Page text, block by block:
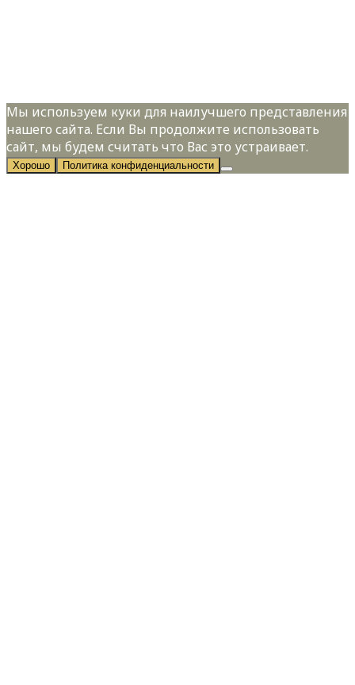
Мы используем куки для наилучшего представления
нашего сайта. Если Вы продолжите использовать
сайт, мы будем считать что Вас это устраивает.
Хорошо Политика конфиденциальности